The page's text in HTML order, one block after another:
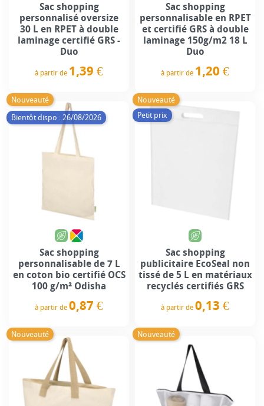
Sac shopping
personnalisé oversize
30 L en RPET à double
laminage certifié GRS -
Duo
à partir de 1,39 €
Sac shopping
personnalisable en RPET
et certifié GRS à double
laminage 150g/m2 18 L
Duo
à partir de 1,20 €
Nouveauté
Bientôt dispo : 26/08/2026
Sac shopping
personnalisable de 7 L
en coton bio certifié OCS
100 g/m² Odisha
à partir de 0,87 €
Nouveauté
Petit prix
Sac shopping
publicitaire EcoSeal non
tissé de 5 L en matériaux
recyclés certifiés GRS
à partir de 0,13 €
Nouveauté Nouveauté